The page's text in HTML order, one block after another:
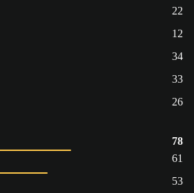
22
12
34
33
26
78
61
53